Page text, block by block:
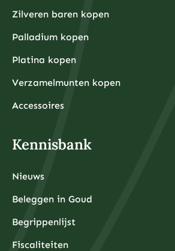
Zilveren baren kopen
Palladium kopen
Platina kopen
Verzamelmunten kopen
Accessoires
Kennisbank
Nieuws
Beleggen in Goud
Begrippenlijst
Fiscaliteiten